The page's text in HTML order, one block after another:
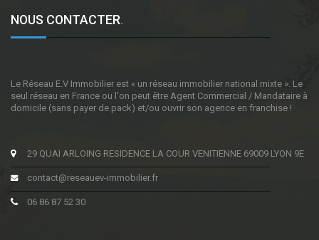
NOUS CONTACTER.
Le Réseau E.V Immobilier est « un réseau immobilier national mixte ». Le
seul réseau en France ou l'on peut être Agent Commercial / Mandataire à
domicile (sans payer de pack) et/ou ouvrir son agence en franchise !
29 QUAI ARLOING RESIDENCE LA COUR VENITIENNE 69009 LYON 9E
contact@reseauev-immobilier.fr
06 86 87 52 30